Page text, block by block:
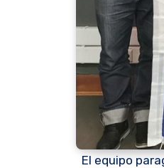
El equipo